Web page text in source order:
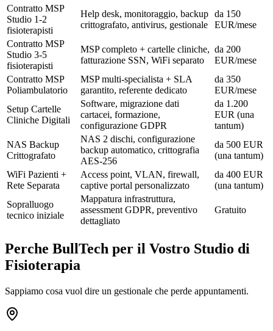
Contratto MSP
Studio 1-2
fisioterapisti
Help desk, monitoraggio, backup
crittografato, antivirus, gestionale
da 150
EUR/mese
Contratto MSP
Studio 3-5
fisioterapisti
MSP completo + cartelle cliniche,
fatturazione SSN, WiFi separato
da 200
EUR/mese
Contratto MSP
Poliambulatorio
MSP multi-specialista + SLA
garantito, referente dedicato
da 350
EUR/mese
Setup Cartelle
Cliniche Digitali
Software, migrazione dati
cartacei, formazione,
configurazione GDPR
da 1.200
EUR (una
tantum)
NAS Backup
Crittografato
NAS 2 dischi, configurazione
backup automatico, crittografia
AES-256
da 500 EUR
(una tantum)
WiFi Pazienti +
Rete Separata
Access point, VLAN, firewall,
captive portal personalizzato
da 400 EUR
(una tantum)
Sopralluogo
tecnico iniziale
Mappatura infrastruttura,
assessment GDPR, preventivo
dettagliato
Gratuito
Perche BullTech per il Vostro Studio di
Fisioterapia
Sappiamo cosa vuol dire un gestionale che perde appuntamenti.